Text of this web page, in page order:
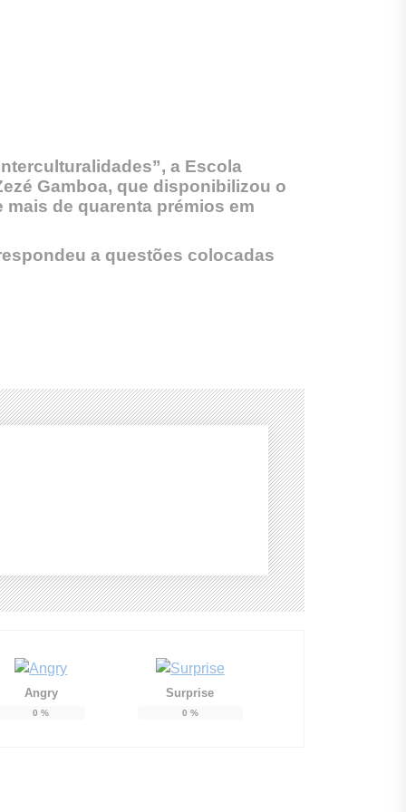
a Escola
Gamboa, que disponibilizou o
de quarenta prémios em
a questões colocadas
Angry
0 %
Surprise
0 %